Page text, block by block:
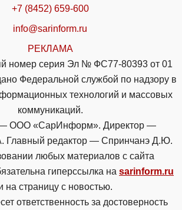
+7 (8452) 659-600
info@sarinform.ru
РЕКЛАМА
номер серия Эл № ФС77-80393 от 01
Федеральной службой по надзору в
технологий и массовых
коммуникаций.
— ООО «СарИнформ». Директор —
Главный редактор — Спринчанэ Д.Ю.
любых материалов с сайта
гиперссылка на sarinform.ru
на страницу с новостью.
ответственность за достоверность